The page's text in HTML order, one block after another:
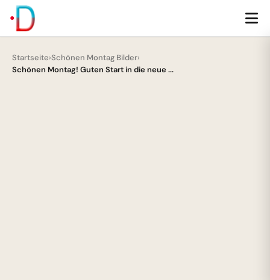
Startseite›Schönen Montag Bilder›
Schönen Montag! Guten Start in die neue ...